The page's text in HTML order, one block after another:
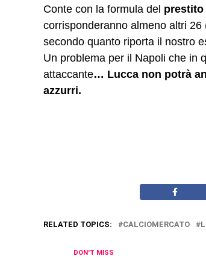
Conte con la formula del
corrisponderanno almeno altri
secondo quanto riporta il nostro
Un problema per il Napoli che in
attaccante… Lucca non potrà
azzurri.
RELATED TOPICS: CALCIOMERCATO
DON'T MISS